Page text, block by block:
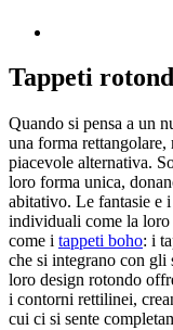
Tappeti
Quando si pensa a un
una forma rettangolare,
piacevole alternativa.
loro forma unica,
abitativo. Le fantasie e
individuali come la loro
come i tappeti boho: i
che si integrano con
loro design rotondo
i contorni rettilinei,
cui ci si sente